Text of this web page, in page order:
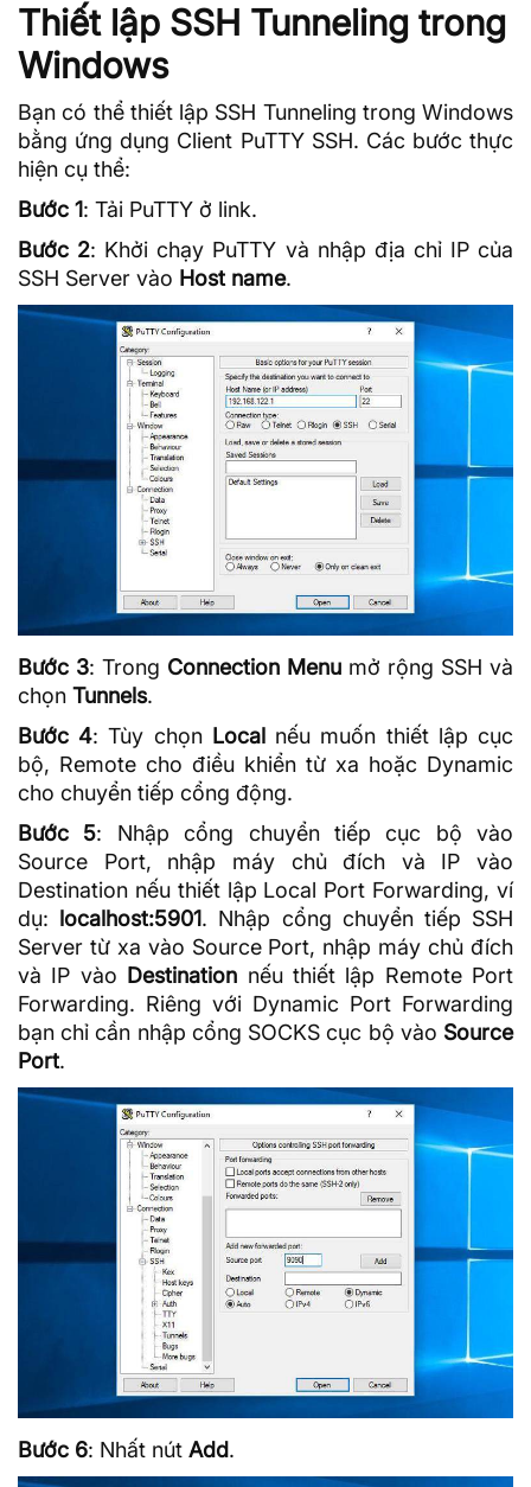
Thiết lập SSH Tunneling trong
Windows
Bạn có thể thiết lập SSH Tunneling trong Windows
bằng ứng dụng Client PuTTYSSH. Các bước thực
hiện cụ thể:
Bước 1: Tải PuTTY ở link.
Bước 2: Khởi chạy PuTTY và nhập địa chỉ IP của
SSH Server vào Host name.
Bước 3: Trong Connection Menu mở rộng SSH và
chọn Tunnels.
Bước 4: Tùy chọn Localnếu muốn thiết lập cục
bộ, Remote cho điều khiển từ xa hoặc Dynamic
cho chuyển tiếp cổng động.
Bước 5: Nhập cổng chuyển tiếp cục bộ vào
Source Port, nhập máy chủ đích và IP vào
Destination nếu thiết lập Local Port Forwarding, ví
dụ: localhost:5901. Nhập cổng chuyển tiếp SSH
Server từ xa vào Source Port, nhập máy chủ đích
và IP vào
Destination nếu thiết lập Remote Port
Forwarding. Riêng với Dynamic Port Forwarding
bạn chỉ cần nhập cổng SOCKS cục bộ vào Source
Port.
Bước 6: Nhất nút Add.